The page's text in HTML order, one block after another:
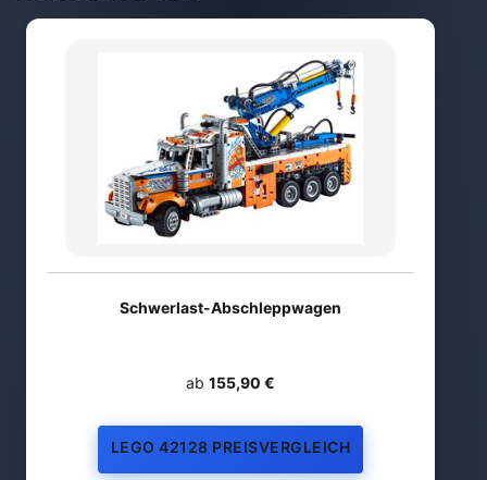
Schwerlast-Abschleppwagen
ab 155,90 €
LEGO 42128 PREISVERGLEICH